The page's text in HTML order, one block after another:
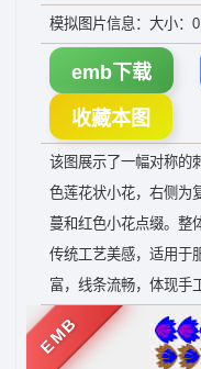
模拟图片信息：大小：
emb下载
收藏本图
该图展示了一幅对称的
色莲花状小花，右侧为
蔓和红色小花点缀。整
传统工艺美感，适用于
富，线条流畅，体现手
EMB